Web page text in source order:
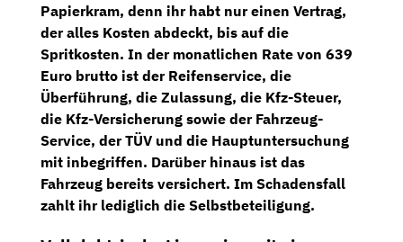
Papierkram, denn ihr habt nur einen Vertrag,
der alles Kosten abdeckt, bis auf die
Spritkosten. In der monatlichen Rate von 639
Euro brutto ist der Reifenservice, die
Überführung, die Zulassung, die Kfz-Steuer,
die Kfz-Versicherung sowie der Fahrzeug-
Service, derTÜV und die Hauptuntersuchung
mit inbegriffen. Darüber hinaus ist das
Fahrzeug bereits versichert. Im Schadensfall
zahlt ihr lediglich die Selbstbeteiligung.